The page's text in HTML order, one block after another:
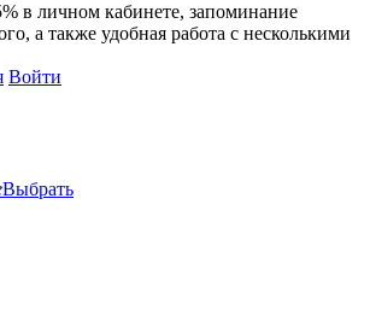
в личном кабинете, запоминание
, а также удобная работа с несколькими
Войти
Выбрать